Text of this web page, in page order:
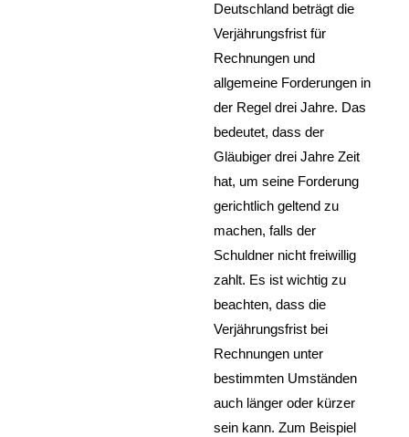
Deutschland beträgt die
Verjährungsfrist für
Rechnungen und
allgemeine Forderungen in
der Regel drei Jahre. Das
bedeutet, dass der
Gläubiger drei Jahre Zeit
hat, um seine Forderung
gerichtlich geltend zu
machen, falls der
Schuldner nicht freiwillig
zahlt. Es ist wichtig zu
beachten, dass die
Verjährungsfrist bei
Rechnungen unter
bestimmten Umständen
auch länger oder kürzer
sein kann. Zum Beispiel